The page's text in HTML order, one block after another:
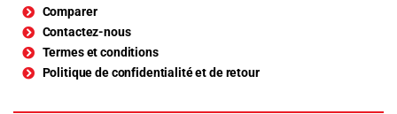
Comparer
Contactez-nous
Termes et conditions
Politique de confidentialité et de retour